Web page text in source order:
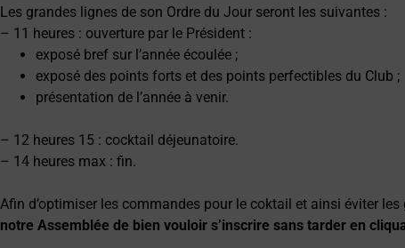
Les grandes lignes de son Ordre du Jour seront les suivantes :
– 11 heures : ouverture par le Président :
exposé bref sur l’année écoulée ;
exposé des points forts et des points perfectibles du Club ;
présentation de l’année à venir.
– 12 heures 15 : cocktail déjeunatoire.
– 14 heures max : fin.
Afin d’optimiser les commandes pour le coktail et ainsi éviter les
notre Assemblée de bien vouloir s’inscrire sans tarder en